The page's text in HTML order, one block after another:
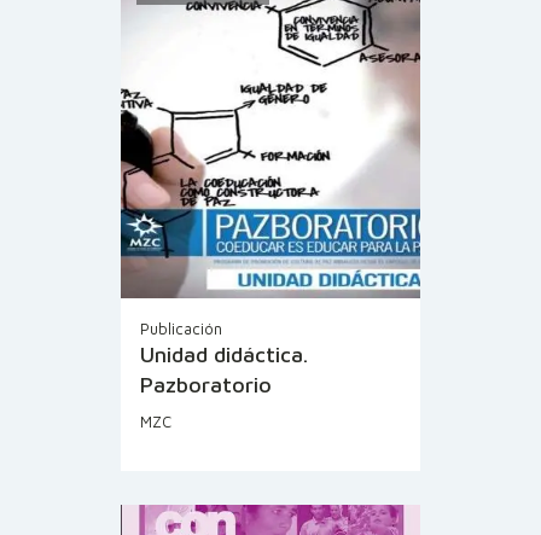
Publicación
Unidad didáctica.
Pazboratorio
MZC